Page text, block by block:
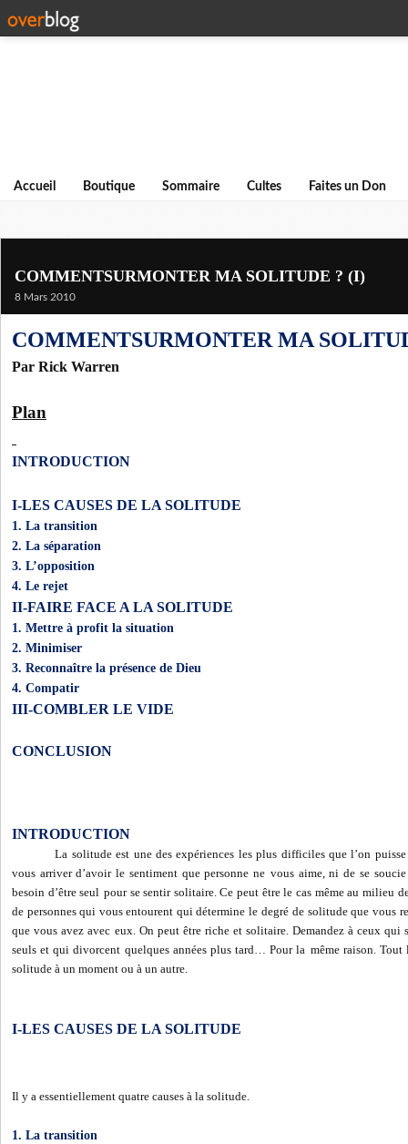
Accueil Boutique Sommaire Cultes Faites un Don
COMMENTSURMONTER MA SOLITUDE ? (I)
8 Mars 2010
COMMENTSURMONTER MA
Par Rick Warren
Plan
INTRODUCTION
I-LES CAUSES DE LA SOLITUDE
1. La transition
2. La séparation
3. L’opposition
4. Le rejet
II-FAIRE FACE A LA SOLITUDE
1. Mettre à profit la situation
2. Minimiser
3. Reconnaître la présence de Dieu
4. Compatir
III-COMBLER LE VIDE
CONCLUSION
INTRODUCTION
La solitude est une des expériences les plus difficiles que l’on
vous arriver d’avoir le sentiment que personne ne vous aime, ni de se
besoin d’être seul pour se sentir solitaire. Ce peut être le cas même au milieu
de personnes qui vous entourent qui détermine le degré de solitude que vous
que vous avez avec eux. On peut être riche et solitaire. Demandez à ceux qui
seuls et qui divorcent quelques années plus tard… Pour la même raison. Tout
solitude à un moment ou à un autre.
I-LES CAUSES DE LA SOLITUDE
Il y a essentiellement quatre causes à la solitude.
1. La transition